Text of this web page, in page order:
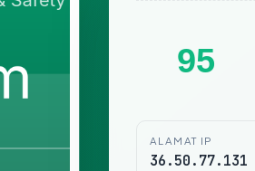
95
ALAMAT IP
36.50.77.131